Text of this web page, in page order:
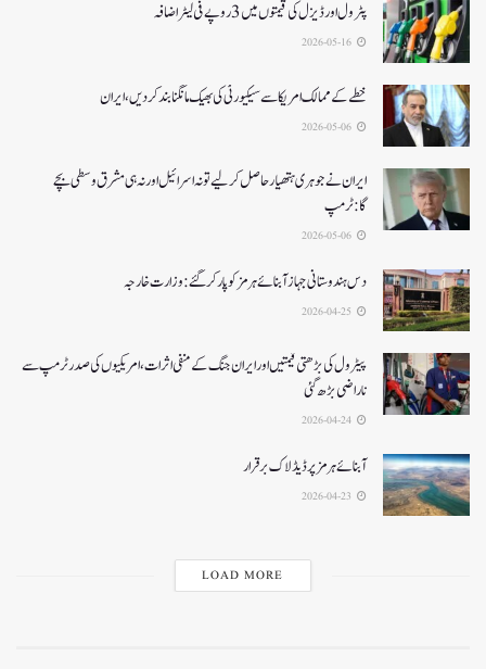
پٹرول اور ڈیزل کی قیمتوں میں 3 روپے فی لیٹر اضافہ
خطے کے ممالک امریکا سے سیکیورٹی کی بھیک مانگنا بند کر دیں، ایران
ایران نے جوہری ہتھیار حاصل کرلیے تو نہ اسرائیل اور نہ ہی مشرق وسطی بچے
گا:ٹرمپ
دس ہندوستانی جہاز آبنائے ہرمز کوپار کرگئے: وزارت خارجہ
پیٹرول کی بڑھتی قیمتیں اور ایران جنگ کے منفی اثرات ، امریکیوں کی صدر ٹرمپ سے
ناراضی بڑھ گئی
آبنائے ہرمز پر ڈیڈ لاک برقرار
LOAD MORE